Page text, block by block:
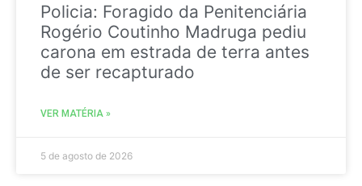
Policia: Foragido da Penitenciária
Rogério Coutinho Madruga pediu
carona em estrada de terra antes
de ser recapturado
VER MATÉRIA »
5 de agosto de 2026